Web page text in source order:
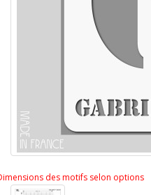
des motifs selon options